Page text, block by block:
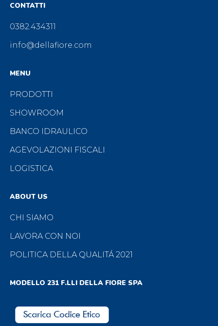
CONTATTI
0382.434311
info@dellafiore.com
MENU
PRODOTTI
SHOWROOM
BANCO IDRAULICO
AGEVOLAZIONI FISCALI
LOGISTICA
ABOUT US
CHI SIAMO
LAVORA CON NOI
POLITICA DELLA QUALITÁ 2021
MODELLO 231 F.LLI DELLA FIORE SPA